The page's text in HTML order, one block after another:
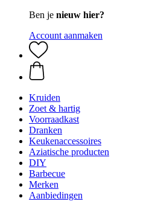
Ben je nieuw hier?
Account aanmaken
Kruiden
Zoet & hartig
Voorraadkast
Dranken
Keukenaccessoires
Aziatische producten
DIY
Barbecue
Merken
Aanbiedingen